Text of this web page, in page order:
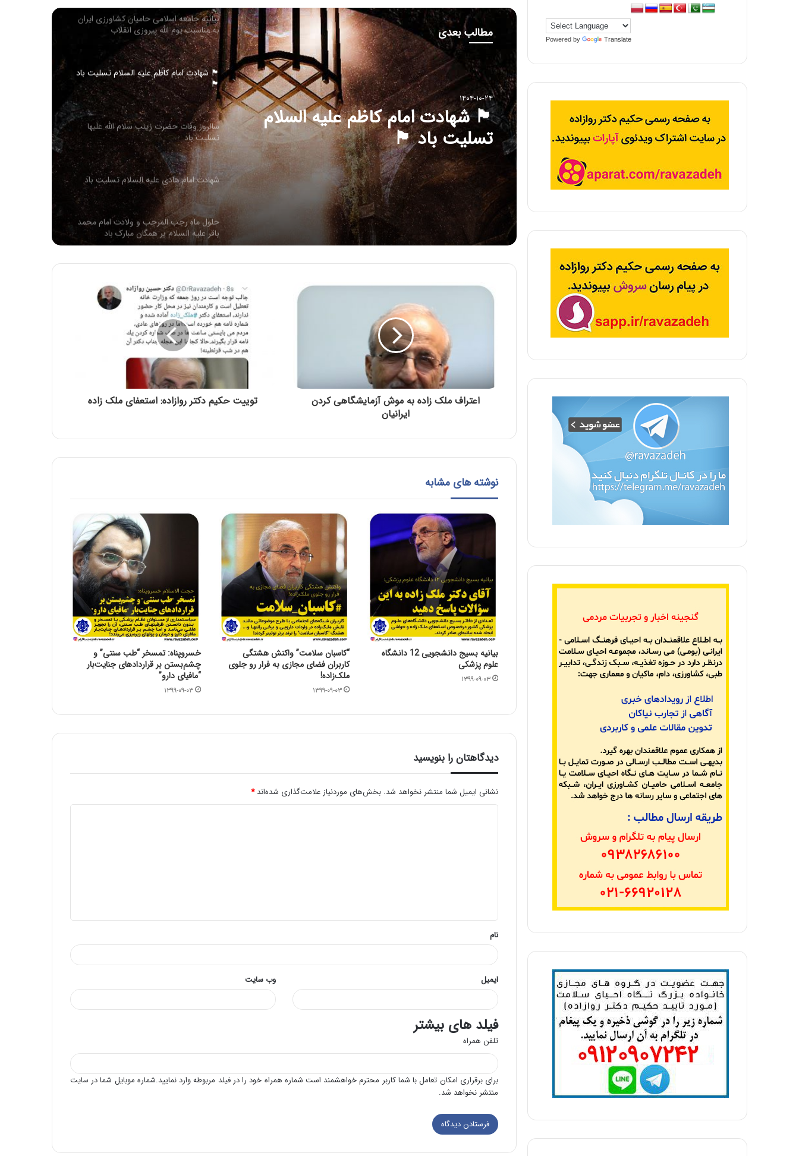
مطالب بعدی
۱۴۰۴-۱۰-۲۴
🏴 شهادت امام کاظم علیه السلام
تسلیت باد 🏴
بیانیه جامعه اسلامی حامیان کشاورزی ایران
به مناسبت یوم الله پیروزی انقلاب
اسلامی(1404)
🏴 شهادت امام کاظم علیه السلام تسلیت باد
🏴
سالروز وفات حضرت زینب سلام الله علیها
تسلیت باد
شهادت امام هادی علیه السلام تسلیت باد
حلول ماه رجب المرجب و ولادت امام محمد
باقر علیه السلام بر همگان مبارک باد
مبارک باد
سالروز وفات حضرت ام البنین مادر گرامی
حضرت عباس (علیه السلام) تسلیت باد
شهادت حضرت فاطمه زهرا سلام الله علیها
تسلیت باد
حلول ماه ربیع الاول، ماه شادمانی اهل بیت
بیانیه جامعه اسلامی حامیان کشاورزی ایران
به مناسبت یوم الله پیروزی انقلاب
🏴 شهادت امام کاظم علیه السلام تسلیت باد
سالروز وفات حضرت زینب سلام الله علیها
تسلیت باد
شهادت امام هادی علیه السلام تسلیت باد
حلول ماه رجب المرجب و ولادت امام محمد
اعتراف ملک زاده به موش آزمایشگاهی کردن
ایرانیان
توییت حکیم دکتر روازاده: استعفای ملک زاده
نوشته های مشابه
بیانیه بسیج دانشجویی 12 دانشگاه‌
علوم پزشکی
۱۳۹۹-۰۹-۰۳
“کاسبان سلامت” واکنش هشتگی
کاربران فضای مجازی به فرار رو جلوی
ملک‌زاده!
۱۳۹۹-۰۹-۰۳
خسروپناه: تمسخر “طب سنتی” و
چشم‌بستن بر قراردادهای جنایت‌بار
“مافیای دارو”
۱۳۹۹-۰۹-۰۳
دیدگاهتان را بنویسید
نشانی ایمیل شما منتشر نخواهد شد. بخش‌های موردنیاز علامت‌گذاری شده‌اند*
*
نام
ایمیل وب‌ سایت
فیلد های بیشتر
تلفن همراه
برای برقراری امکان تعامل با شما کاربر محترم خواهشمند است شماره همراه خود را در فیلد مربوطه وارد نمایید.شماره موبایل شما در سایت
منتشر نخواهد شد.
Powered by Translate